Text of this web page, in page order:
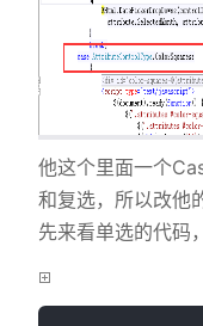
他这个里面一个
和复选，所以改他
先来看单选的代码